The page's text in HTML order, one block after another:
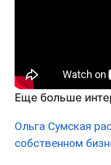
Еще больше
Ольга Сумская
собственном